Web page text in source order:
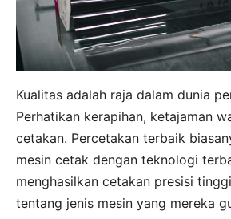
Kualitas adalah raja dalam dunia
Perhatikan kerapihan, ketajaman
cetakan. Percetakan terbaik
mesin cetak dengan teknologi
menghasilkan cetakan presisi
tentang jenis mesin yang mereka